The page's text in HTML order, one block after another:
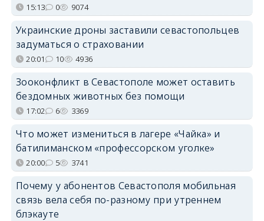
15:13 0 9074
Украинские дроны заставили севастопольцев
задуматься о страховании
20:01 10 4936
Зооконфликт в Севастополе может оставить
бездомных животных без помощи
17:02 6 3369
Что может измениться в лагере «Чайка» и
батилиманском «профессорском уголке»
20:00 5 3741
Почему у абонентов Севастополя мобильная
связь вела себя по-разному при утреннем
блэкауте